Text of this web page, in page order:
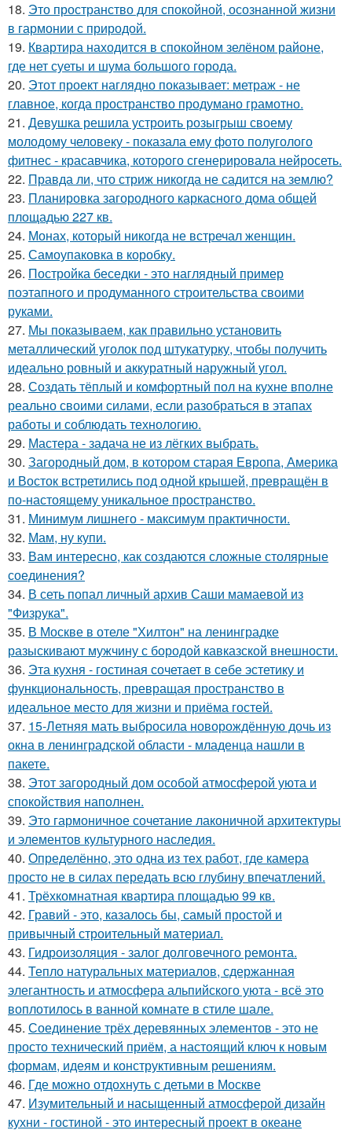
18. Это пространство для спокойной, осознанной жизни
в гармонии с природой.
19. Квартира находится в спокойном зелёном районе,
где нет суеты и шума большого города.
20. Этот проект наглядно показывает: метраж - не
главное, когда пространство продумано грамотно.
21. Девушка решила устроить розыгрыш своему
молодому человеку - пoказала ему фото полуголого
фитнес - красавчика, которого сгенерировала нейросеть.
22. Правда ли, что стриж никогда не садится на землю?
23. Планировка загородного каркасного дома общей
площадью 227 кв.
24. Монах, который никогда не встречал женщин.
25. Самоупаковка в коробку.
26. Постройка беседки - это наглядный пример
поэтапного и продуманного строительства своими
руками.
27. Мы показываем, как правильно установить
металлический уголок под штукатурку, чтобы получить
идеально ровный и аккуратный наружный угол.
28. Создать тёплый и комфортный пол на кухне вполне
реально своими силами, если разобраться в этапах
работы и соблюдать технологию.
29. Мастера - задача не из лёгких выбрать.
30. Загородный дом, в котором старая Европа, Америка
и Восток встретились под одной крышей, превращён в
по-настоящему уникальное пространство.
31. Минимум лишнего - максимум практичности.
32. Мам, ну купи.
33. Вам интересно, как создаются сложные столярные
соединения?
34. В сеть попал личный архив Саши мамаевой из
"Физрука".
35. В Москве в отеле "Хилтон" на ленинградке
разыскивают мужчину с бородой кавказской внешности.
36. Эта кухня - гостиная сочетает в себе эстетику и
функциональность, превращая пространство в
идеальное место для жизни и приёма гостей.
37. 15-Летняя мать выбросила новорождённую дочь из
окна в ленинградской области - младенца нашли в
пакете.
38. Этот загородный дом особой атмосферой уюта и
спокойствия наполнен.
39. Это гармоничное сочетание лаконичной архитектуры
и элементов культурного наследия.
40. Определённо, это одна из тех работ, где камера
просто не в силах передать всю глубину впечатлений.
41. Трёхкомнатная квартира площадью 99 кв.
42. Гравий - это, казалось бы, самый простой и
привычный строительный материал.
43. Гидроизоляция - залог долговечного ремонта.
44. Тепло натуральных материалов, сдержанная
элегантность и атмосфера альпийского уюта - всё это
воплотилось в ванной комнате в стиле шале.
45. Соединение трёх деревянных элементов - это не
просто технический приём, а настоящий ключ к новым
формам, идеям и конструктивным решениям.
46. Где можно отдохнуть с детьми в Москве
47. Изумительный и насыщенный атмосферой дизайн
кухни - гостиной - это интересный проект в океане